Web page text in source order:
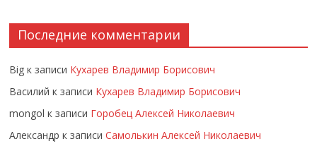
Последние комментарии
Big к записи Кухарев Владимир Борисович
Василий к записи Кухарев Владимир Борисович
mongol к записи Горобец Алексей Николаевич
Александр к записиСамолькин Алексей Николаевич